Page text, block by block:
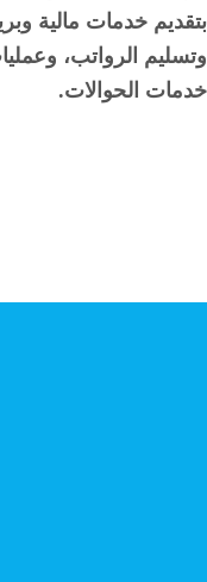
بتقديم خدمات مالية
وتسليم الرواتب،
خدمات الحوالات.